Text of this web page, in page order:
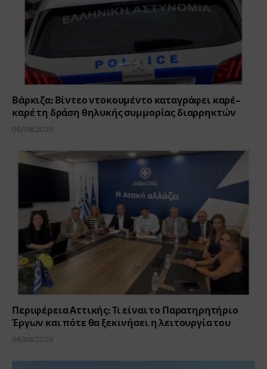
Βάρκιζα: Βίντεο ντοκουμέντο καταγράφει καρέ-
καρέ τη δράση θηλυκής συμμορίας διαρρηκτών
06/08/2026
Περιφέρεια Αττικής: Τι είναι το Παρατηρητήριο
Έργων και πότε θα ξεκινήσει η λειτουργία του
06/08/2026